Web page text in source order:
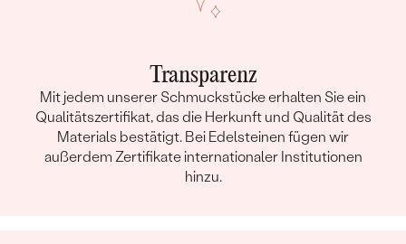
Transparenz
Mit jedem unserer Schmuckstücke erhalten Sie ein
Qualitätszertifikat, das die Herkunft und Qualität des
Materials bestätigt. Bei Edelsteinen fügen wir
außerdem Zertifikate internationaler Institutionen
hinzu.